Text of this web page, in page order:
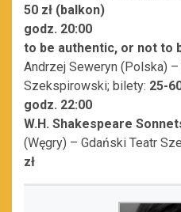
50 zł (balkon)
godz. 20:00
to be authentic, or not to
Andrzej Seweryn (Polska) –
Szekspirowski; bilety: 25-
godz. 22:00
W.H. Shakespeare
(Węgry) – Gdański Teatr
zł